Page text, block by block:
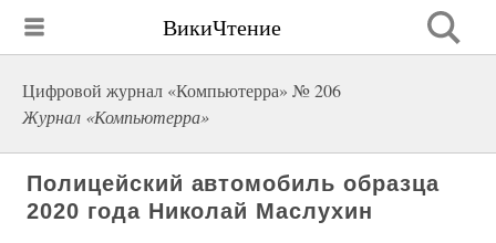
ВикиЧтение
Цифровой журнал «Компьютерра» № 206
Журнал «Компьютерра»
Полицейский автомобиль образца
2020 года Николай Маслухин